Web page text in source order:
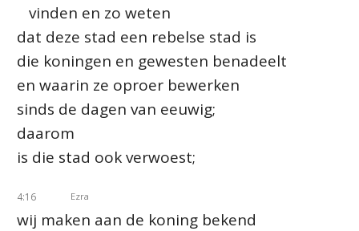
vinden en zo weten
dat deze stad een rebelse stad is
die koningen en gewesten benadeelt
en waarin ze oproer bewerken
sinds de dagen van eeuwig;
daarom
is die stad ook verwoest;
4:16 Ezra
wij maken aan de koning bekend